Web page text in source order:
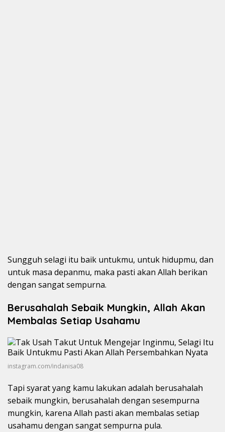
Sungguh selagi itu baik untukmu, untuk hidupmu, dan
untuk masa depanmu, maka pasti akan Allah berikan
dengan sangat sempurna.
Berusahalah Sebaik Mungkin, Allah Akan
Membalas Setiap Usahamu
instagram.com/indanisa08
Tapi syarat yang kamu lakukan adalah berusahalah
sebaik mungkin, berusahalah dengan sesempurna
mungkin, karena Allah pasti akan membalas setiap
usahamu dengan sangat sempurna pula.